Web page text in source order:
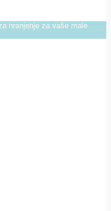
hranjenje za vaše male